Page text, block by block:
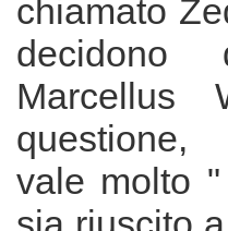
chiamato
decidono
questione,
vale molto